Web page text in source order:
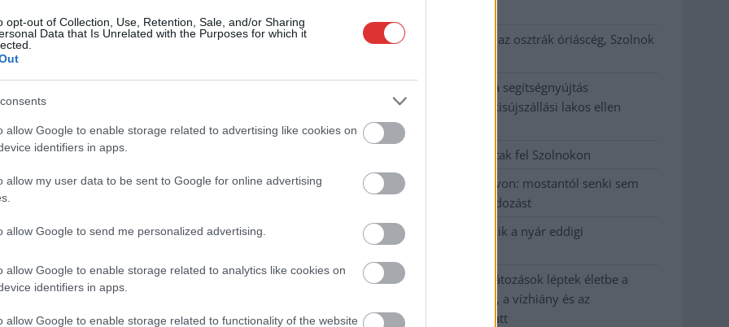
opt-out of Collection, Use, Retention, Sale, and/or Sharing
Data that Is Unrelated with the Purposes for which it
allow Google to enable storage related to advertising like cookies on
identifiers in apps.
allow my user data to be sent to Google for online advertising
allow Google to send me personalized advertising.
allow Google to enable storage related to analytics like cookies on
identifiers in apps.
allow Google to enable storage related to functionality of the website
elkerülné a propagandát,
karate,Shihan Furkó Kálmán
Még ezt is? A fideszesek által osztogatott játékmotorokat
háromszoros áron vették Balásy cégeitől
Átszervezi működését az osztrák óriáscég, Szolnok
Tragédiába torkollott a segítségnyújtás
elmulasztása, három kisújszállási lakos ellen
emeltek vádat
Hatalmas lángok csaptak fel Szolnokon
Vízitraffipax a Tisza-tavon: mostantól senki sem
úszhatja meg a száguldozást
Szolnokra is megérkezik a nyár eddigi
legkeményebb napja
Már Szolnokon is korlátozások léptek életbe a
tartós hatalmas hőség, a vízhiány és az
áramtakarékosság miatt